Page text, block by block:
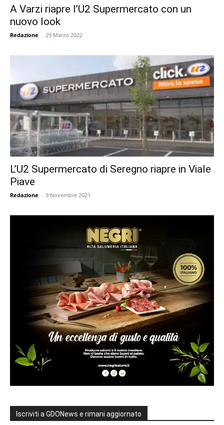
A Varzi riapre l’U2 Supermercato con un
nuovo look
Redazione - 29 Marzo 2022
L’U2 Supermercato di Seregno riapre in Viale
Piave
Redazione - 9 Novembre 2021
Iscriviti a GDONews e rimani aggiornato